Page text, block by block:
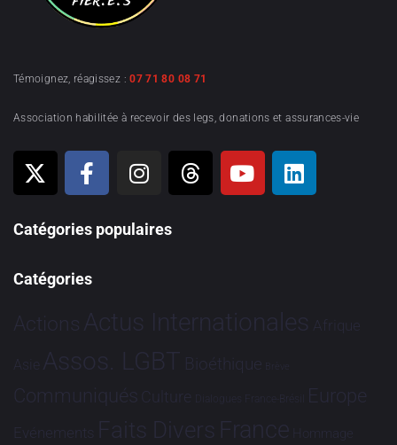
Témoignez, réagissez :07 71 80 08 71
Association habilitée à recevoir des legs, donations et assurances-vie
Catégories populaires
Catégories
Actions Actus Internationales Afrique
Asie Assos. LGBT Bioéthique Brève
Communiqués Culture Dialogues France-Brésil Europe
Evénements Faits Divers France Hommage